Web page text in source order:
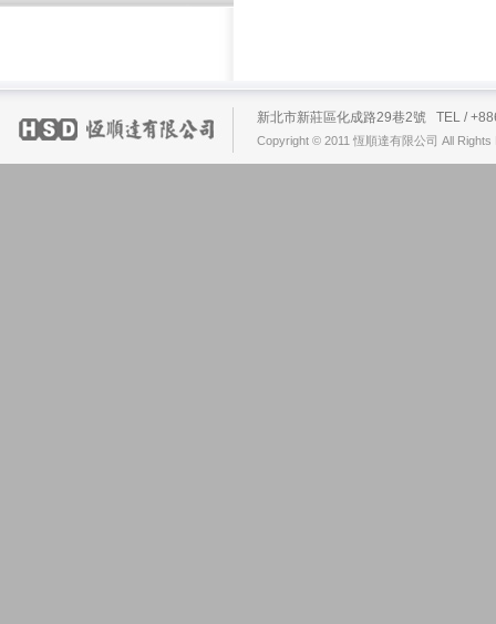
新北市新莊區化成路29巷2號 TEL /
Copyright © 2011 恆順達有限公司 All